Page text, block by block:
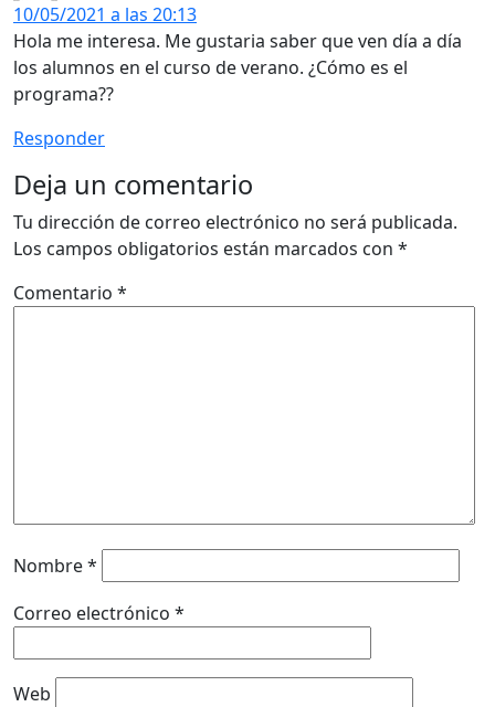
10/05/2021 a las 20:13
Hola me interesa. Me gustaria saber que ven día a día
los alumnos en el curso de verano. ¿Cómo es el
programa??
Responder
Deja un comentario
Tu dirección de correo electrónico no será publicada.
Los campos obligatorios están marcados con *
Comentario *
Nombre*
Correo electrónico *
Web